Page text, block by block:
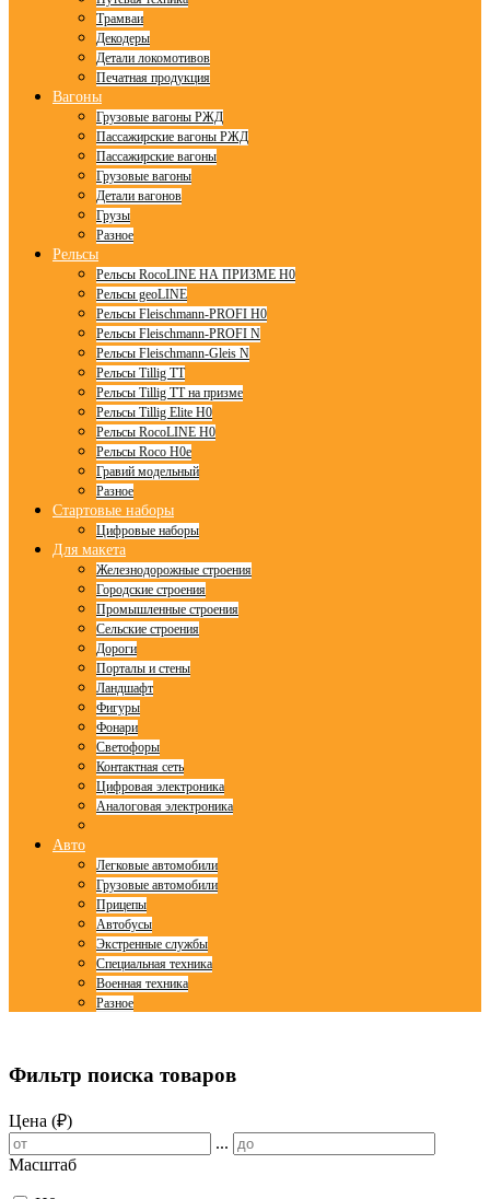
Трамваи
Декодеры
Детали локомотивов
Печатная продукция
Вагоны
Грузовые вагоны РЖД
Пассажирские вагоны РЖД
Пассажирские вагоны
Грузовые вагоны
Детали вагонов
Грузы
Разное
Рельсы
Рельсы RocoLINE НА ПРИЗМЕ H0
Рельсы geoLINE
Рельсы Fleischmann-PROFI H0
Рельсы Fleischmann-PROFI N
Рельсы Fleischmann-Gleis N
Рельсы Tillig TT
Рельсы Tillig TT на призме
Рельсы Tillig Elite H0
Рельсы RocoLINE H0
Рельсы Roco H0e
Гравий модельный
Разное
Стартовые наборы
Цифровые наборы
Для макета
Железнодорожные строения
Городские строения
Промышленные строения
Сельские строения
Дороги
Порталы и стены
Ландшафт
Фигуры
Фонари
Светофоры
Контактная сеть
Цифровая электроника
Аналоговая электроника
Авто
Легковые автомобили
Грузовые автомобили
Прицепы
Автобусы
Экстренные службы
Специальная техника
Военная техника
Разное
Фильтр поиска товаров
Цена (₽)
...
Масштаб